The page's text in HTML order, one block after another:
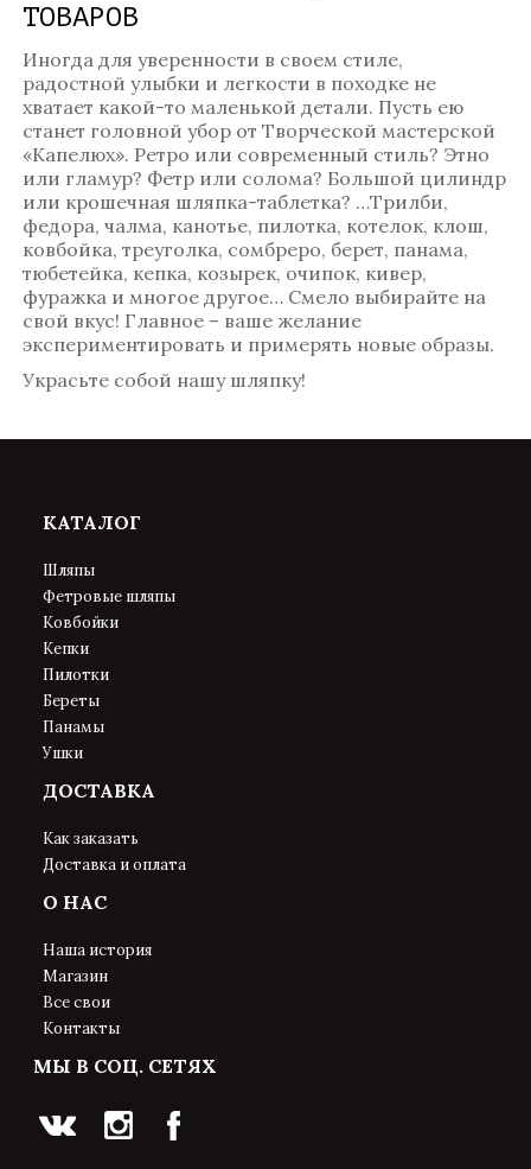
ТОВАРОВ
Иногда для уверенности в своем стиле,
радостной улыбки и легкости в походке не
хватает какой-то маленькой детали. Пусть ею
станет головной убор от Творческой мастерской
«Капелюх». Ретро или современный стиль? Этно
или гламур? Фетр или солома? Большой цилиндр
или крошечная шляпка-таблетка? …Трилби,
федора, чалма, канотье, пилотка, котелок, клош,
ковбойка, треуголка, сомбреро, берет, панама,
тюбетейка, кепка, козырек, очипок, кивер,
фуражка и многое другое… Смело выбирайте на
свой вкус! Главное – ваше желание
экспериментировать и примерять новые образы.
Украсьте собой нашу шляпку!
КАТАЛОГ
Шляпы
Фетровые шляпы
Ковбойки
Кепки
Пилотки
Береты
Панамы
Ушки
ДОСТАВКА
Как заказать
Доставка и оплата
О НАС
Наша история
Магазин
Все свои
Контакты
МЫ В СОЦ. СЕТЯХ